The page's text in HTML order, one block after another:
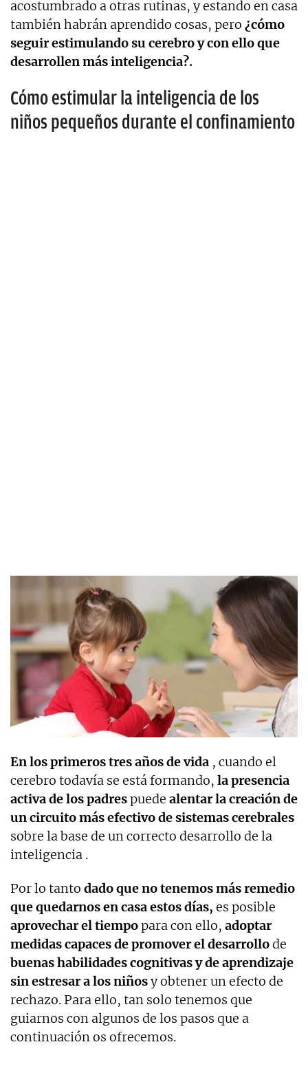
acostumbrado a otras rutinas, y estando en casa
también habrán aprendido cosas, pero ¿cómo
seguir estimulando su cerebro y con ello que
desarrollen más inteligencia?.
Cómo estimular la inteligencia de los
niños pequeños durante el confinamiento
En los primeros tres años de vida , cuando el
cerebro todavía se está formando, la presencia
activa de los padrespuede alentar la creación de
un circuito más efectivo de sistemas cerebrales
sobre la base de un correcto desarrollo de la
inteligencia .
Por lo tanto dado que no tenemos más remedio
que quedarnos en casa estos días, es posible
aprovechar el tiempopara con ello, adoptar
medidas capaces de promover el desarrollode
buenas habilidades cognitivas y de aprendizaje
sin estresar a los niñosy obtener un efecto de
rechazo. Para ello, tan solo tenemos que
guiarnos con algunos de los pasos que a
continuación os ofrecemos.